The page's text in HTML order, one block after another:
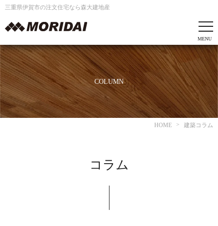
三重県伊賀市の注文住宅なら森大建地産
COLUMN
HOME 建築コラム
コラム